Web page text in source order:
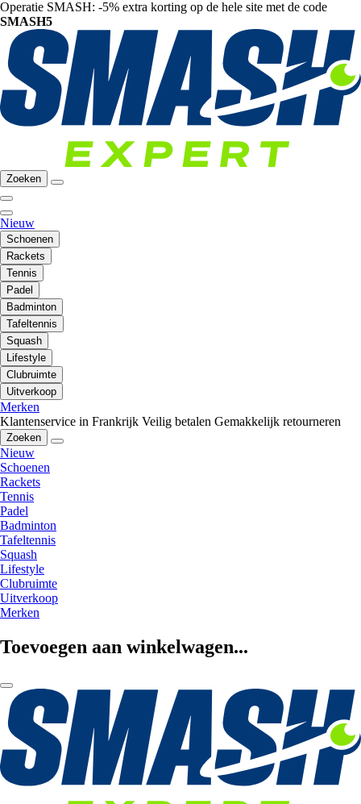
Operatie SMASH: -5% extra korting op de hele site met de code
SMASH5
Zoeken
Nieuw
Schoenen
Rackets
Tennis
Padel
Badminton
Tafeltennis
Squash
Lifestyle
Clubruimte
Uitverkoop
Merken
Klantenservice in Frankrijk Veilig betalen Gemakkelijk retourneren
Zoeken
Nieuw
Schoenen
Rackets
Tennis
Padel
Badminton
Tafeltennis
Squash
Lifestyle
Clubruimte
Uitverkoop
Merken
Toevoegen aan winkelwagen...